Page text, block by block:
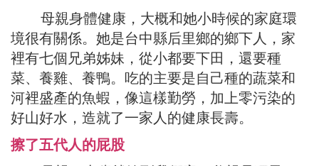
母親身體健康，大概和她小時候的家庭環
境很有關係。她是台中縣后里鄉的鄉下人，家
裡有七個兄弟姊妹，從小都要下田，還要種
菜、養雞、養鴨。吃的主要是自己種的蔬菜和
河裡盛產的魚蝦，像這樣勤勞，加上零污染的
好山好水，造就了一家人的健康長壽。
擦了五代人的屁股